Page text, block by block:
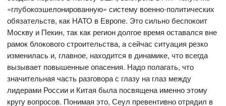
«глубокоэшелонированную» систему военно-политических
обязательств, как НАТО в Европе. Это сильно беспокоит
Москву и Пекин, так как регион долгое время оставался вне
рамок блокового строительства, а сейчас ситуация резко
изменилась и, главное, находится в динамике, что всегда
вызывает повышенные опасения. Надо полагать, что
значительная часть разговора с глазу на глаз между
лидерами России и Китая была посвящена именно этому
кругу вопросов. Понимая это, Сеул превентивно отрядил в